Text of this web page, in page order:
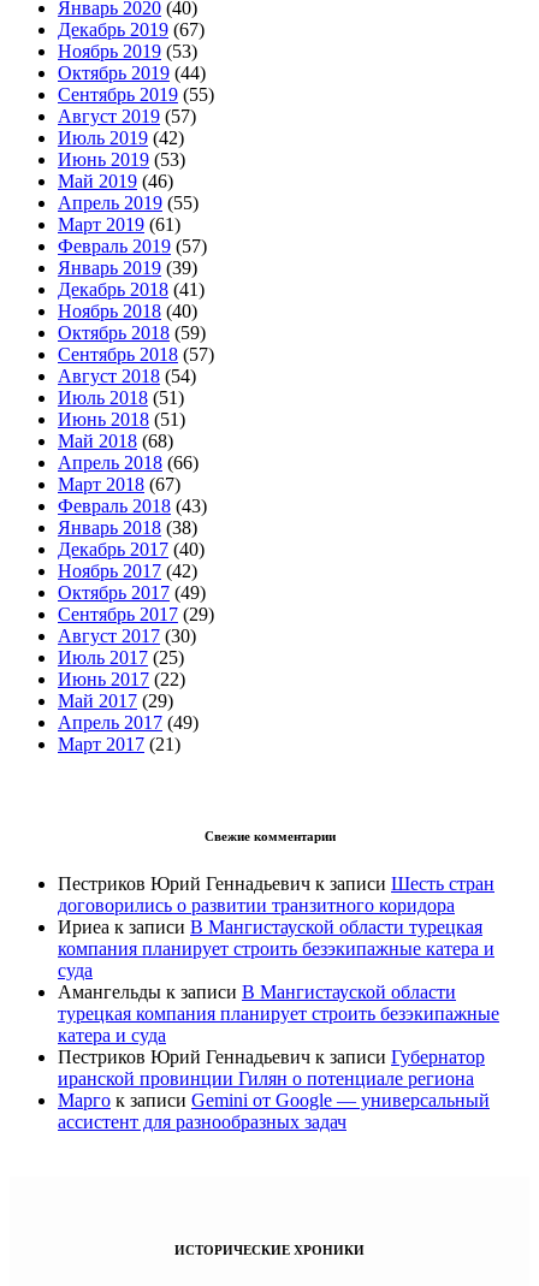
Январь 2020 (40)
Декабрь 2019 (67)
Ноябрь 2019 (53)
Октябрь 2019 (44)
Сентябрь 2019 (55)
Август 2019 (57)
Июль 2019 (42)
Июнь 2019 (53)
Май 2019 (46)
Апрель 2019 (55)
Март 2019 (61)
Февраль 2019 (57)
Январь 2019 (39)
Декабрь 2018 (41)
Ноябрь 2018 (40)
Октябрь 2018 (59)
Сентябрь 2018 (57)
Август 2018 (54)
Июль 2018 (51)
Июнь 2018 (51)
Май 2018 (68)
Апрель 2018 (66)
Март 2018 (67)
Февраль 2018 (43)
Январь 2018 (38)
Декабрь 2017 (40)
Ноябрь 2017 (42)
Октябрь 2017 (49)
Сентябрь 2017 (29)
Август 2017 (30)
Июль 2017 (25)
Июнь 2017 (22)
Май 2017 (29)
Апрель 2017 (49)
Март 2017 (21)
Свежие комментарии
Пестриков Юрий Геннадьевич к записи Шесть стран
договорились о развитии транзитного коридора
Ириеа к записи В Мангистауской области турецкая
компания планирует строить безэкипажные катера и
суда
Амангельды к записи В Мангистауской области
турецкая компания планирует строить безэкипажные
катера и суда
Пестриков Юрий Геннадьевич к записи Губернатор
иранской провинции Гилян о потенциале региона
Марго к записи Gemini от Google — универсальный
ассистент для разнообразных задач
ИСТОРИЧЕСКИЕ ХРОНИКИ